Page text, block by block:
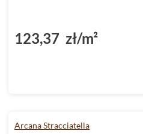
123,37 zł/m²
Arcana Stracciatella